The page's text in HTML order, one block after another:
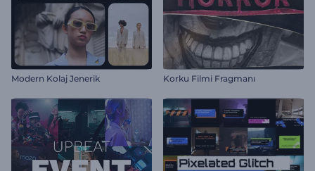
Modern Kolaj Jenerik Korku Filmi Fragmanı